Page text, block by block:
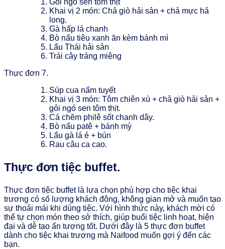
Khai vị 2 món: Chả giò hải sản + chả mực hả
long.
Gà hấp lá chanh
Bò nấu tiêu xanh ăn kèm bánh mì
Lẩu Thái hải sản
Trái cây tráng miệng
Thực đơn 7.
Súp cua nấm tuyết
Khai vị 3 món: Tôm chiên xù + chả giò hải sản +
gỏi ngó sen tôm thịt.
Cá chẽm philê sốt chanh dây.
Bò nấu patê + bánh mỳ
Lẩu gà lá é + bún
Rau câu ca cao.
Thực đơn tiệc buffet.
Thực đơn tiệc buffet là lựa chọn phù hợp cho tiệc khai
trương có số lượng khách đông, không gian mở và muốn tạo
sự thoải mái khi dùng tiệc. Với hình thức này, khách mời có
thể tự chọn món theo sở thích, giúp buổi tiệc linh hoạt, hiện
đại và dễ tạo ấn tượng tốt. Dưới đây là 5 thực đơn buffet
dành cho tiệc khai trương mà Naifood muốn gợi ý đến các
bạn.